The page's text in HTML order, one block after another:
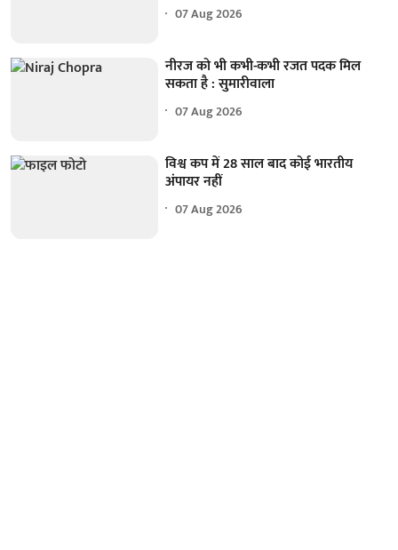
07 Aug 2026
नीरज को भी कभी-कभी रजत पदक मिल
सकता है : सुमारीवाला
07 Aug 2026
विश्व कप में 28 साल बाद कोई भारतीय
अंपायर नहीं
07 Aug 2026